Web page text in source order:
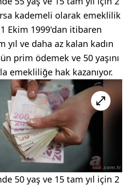
kademeli olarak emeklilik
Ekim 1999'dan itibaren
yıl ve daha az kalan kadın
prim ödemek ve 50 yaşını
emekliliğe hak kazanıyor.
50 yaş ve 15 tam yıl için 2